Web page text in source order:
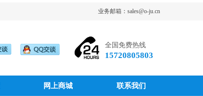
业务邮箱：sales@o-ju.cn
网上商城 联系我们
全国免费热线
15720805803